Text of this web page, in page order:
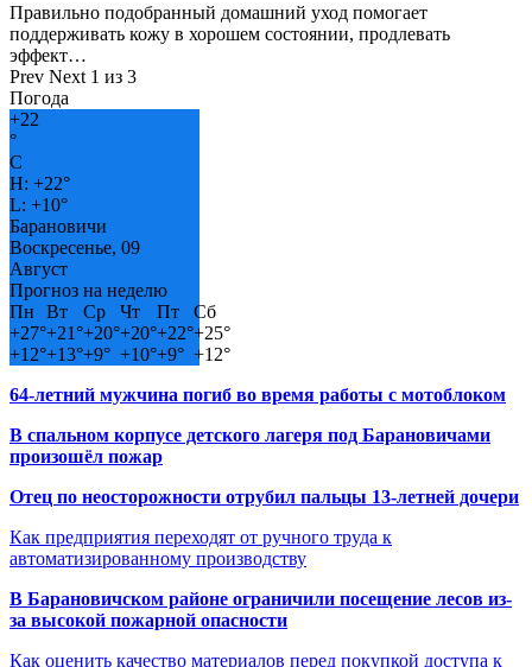
Правильно подобранный домашний уход помогает
поддерживать кожу в хорошем состоянии, продлевать
эффект…
Prev Next 1 из 3
Погода
+22
°
C
H: +22°
L: +10°
Барановичи
Воскресенье, 09
Август
Прогноз на неделю
Пн
Вт Ср Чт Пт
Сб
+27°+21°+20°+20°+22°+25°
+12°+13°+9° +10°+9° +12°
64-летний мужчина погиб во время работы с мотоблоком
В спальном корпусе детского лагеря под Барановичами
произошёл пожар
Отец по неосторожности отрубил пальцы 13-летней дочери
Как предприятия переходят от ручного труда к
автоматизированному производству
В Барановичском районе ограничили посещение лесов из-
за высокой пожарной опасности
Как оценить качество материалов перед покупкой доступа к